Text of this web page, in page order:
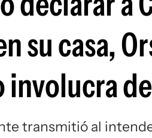
su casa,
involucra
transmitió al